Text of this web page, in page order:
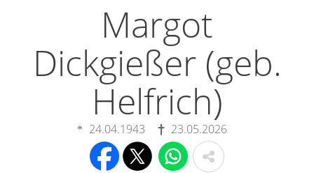
Margot
Dickgießer (geb.
Helfrich)
24.04.1943 23.05.2026